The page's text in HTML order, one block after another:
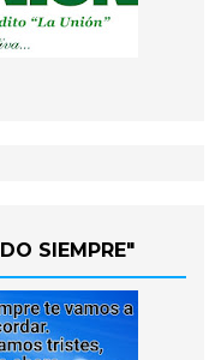
SIEMPRE"